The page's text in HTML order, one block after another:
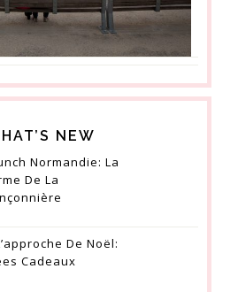
NEW
Normandie: La
De La
De Noël:
Cadeaux